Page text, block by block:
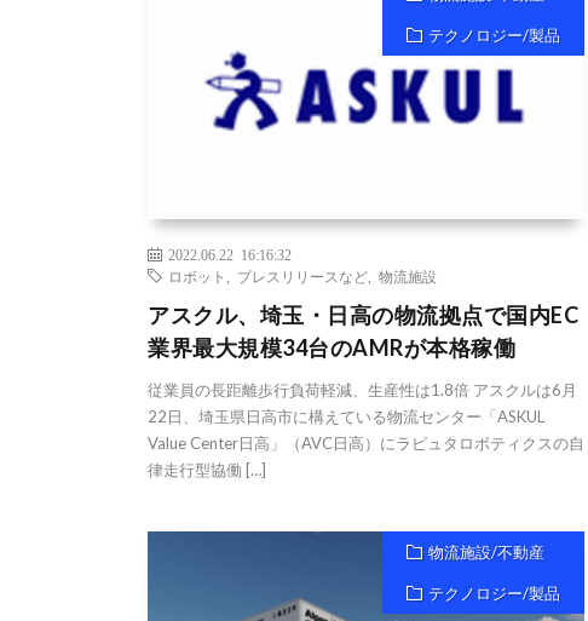
テクノロジー/製品
2022.06.22 16:16:32
ロボット
プレスリリースなど 物流施設
アスクル、埼玉・日高の物流拠点で国内EC
業界最大規模34台のAMRが本格稼働
従業員の長距離歩行負荷軽減、生産性は1.8倍 アスクルは6月
22日、埼玉県日高市に構えている物流センター「ASKUL
Value Center日高」（AVC日高）にラピュタロボティクスの自
律走行型協働 […]
物流施設/不動産
テクノロジー/製品